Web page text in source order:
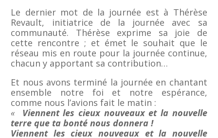
Le dernier mot de la journée est à Thérèse
Revault, initiatrice de la journée avec sa
communauté. Thérèse exprime sa joie de
cette rencontre ; et émet le souhait que le
réseau mis en route pour la journée continue,
chacun y apportant sa contribution…
Et nous avons terminé la journée en chantant
ensemble notre foi et notre espérance,
comme nous l’avions fait le matin :
«
Viennent les cieux nouveaux et la nouvelle
terre que ta bonté nous donnera !
Viennent les cieux nouveaux et la nouvelle